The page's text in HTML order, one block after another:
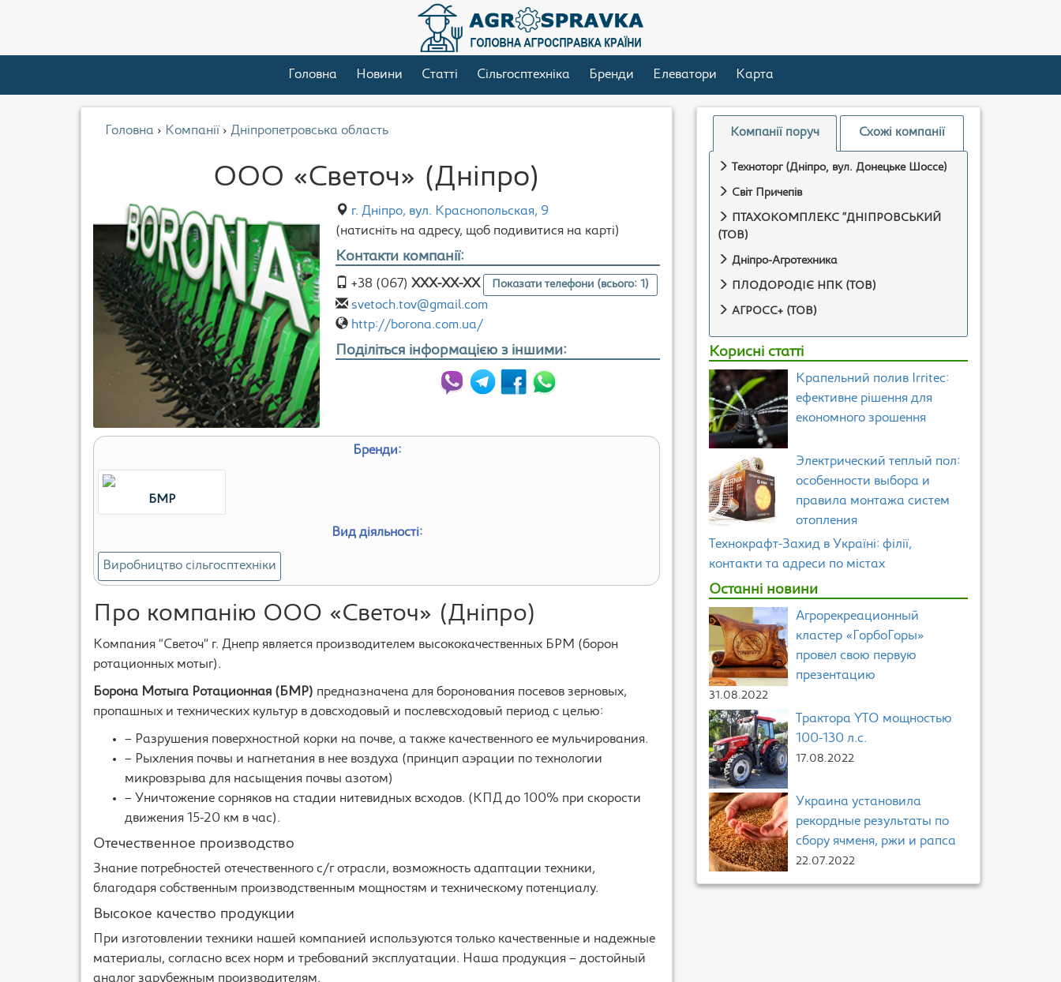
Головна Новини Статті Сільгосптехніка Бренди Елеватори Карта
Головна › Компанії › Дніпропетровська область
ООО «Светоч» (Дніпро)
г. Дніпро, вул. Краснопольская, 9
(натисніть на адресу, щоб подивитися на карті)
Контакти компанії:
+38 (067)XXX-XX-XX Показати телефони (всього: 1)
svetoch.tov@gmail.com
http://borona.com.ua/
Поділіться інформацією з іншими:
Бренди:
БМР
Вид діяльності:
Виробництво сільгосптехніки
Про компанію ООО «Светоч» (Дніпро)
Компания “Светоч” г. Днепр является производителем высококачественных БРМ (борон
ротационных мотыг).
Борона Мотыга Ротационная (БМР) предназначена для боронования посевов зерновых,
пропашных и технических культур в довсходовый и послевсходовый период с целью:
– Разрушения поверхностной корки на почве, а также качественного ее мульчирования.
– Рыхления почвы и нагнетания в нее воздуха (принцип аэрации по технологии
микровзрыва для насыщения почвы азотом)
– Уничтожение сорняков на стадии нитевидных всходов. (КПД до 100% при скорости
движения 15-20 км в час).
Отечественное производство
Знание потребностей отечественного с/г отрасли, возможность адаптации техники,
благодаря собственным производственным мощностям и техническому потенциалу.
Высокое качество продукции
При изготовлении техники нашей компанией используются только качественные и надежные
материалы, согласно всех норм и требований эксплуатации. Наша продукция – достойный
аналог зарубежным производителям.
Компанії поруч Схожі компанії
Техноторг (Дніпро, вул. Донецьке Шоссе)
Свiт Причепiв
ПТАХОКОМПЛЕКС “ДНІПРОВСЬКИЙ
(ТОВ)
Дніпро-Агротехника
ПЛОДОРОДІЄ НПК (ТОВ)
АГРОСС+ (ТОВ)
Корисні статті
Крапельний полив Irritec:
ефективне рішення для
економного зрошення
Электрический теплый пол:
особенности выбора и
правила монтажа систем
отопления
Технокрафт-Захид в Україні: філії,
контакти та адреси по містах
Останні новини
Агрорекреационный
кластер «ГорбоГоры»
провел свою первую
презентацию
31.08.2022
Трактора YTO мощностью
100-130 л.с.
17.08.2022
Украина установила
рекордные результаты по
сбору ячменя, ржи и рапса
22.07.2022